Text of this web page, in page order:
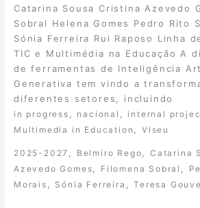
Catarina Sousa Cristina Azevedo
Sobral Helena Gomes Pedro Rito
Sónia Ferreira Rui Raposo Linha
TIC e Multimédia na Educação A
de ferramentas de Inteligência
Generativa tem vindo a
diferentes setores, incluindo
in progress nacional internal
Multimedia in Education
,Viseu
2025-2027 Belmiro Rego ,Catarina
Azevedo Gomes
Filomena Sobral
Morais
Sónia Ferreira ,Teresa